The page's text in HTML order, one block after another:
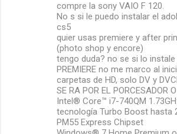
compre la sony VAIO F 120.
No s si le puedo instalar el
cs5
quier usas premiere y after
(photo shop y encore)
tengo duda? no se si lo
PREMIERE no me marco al
carpetas de HD, solo DV y
SE RA POR EL PORCESADOR
Intel® Core™ i7-740QM
tecnología Turbo Boost hasta
PM55 Express Chipset